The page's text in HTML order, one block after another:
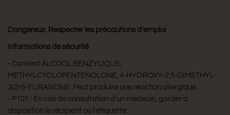
Dangereux. Respecter les précautions d'emploi
Informations de sécurité
- Contient ALCOOL BENZYLIQUE,
METHYLCYCLOPENTENOLONE, 4-HYDROXY-2,5-DIMETHYL-
3(2H)-FURANONE. Peut produire une réaction allergique.
- P101 : En cas de consultation d'un médecin, garder à
disposition le récipient ou l'étiquette.